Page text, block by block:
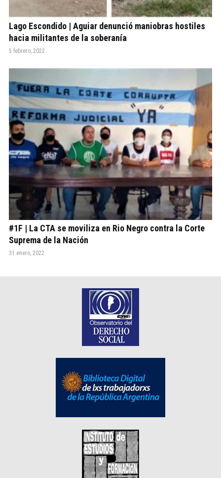
Lago Escondido | Aguiar denunció maniobras hostiles
hacia militantes de la soberanía
5 febrero, 2022
#1F | La CTA se moviliza en Rio Negro contra la Corte
Suprema de la Nación
31 enero, 2022